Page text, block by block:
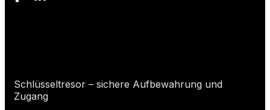
Schlüsseltresor – sichere Aufbewahrung und
Zugang